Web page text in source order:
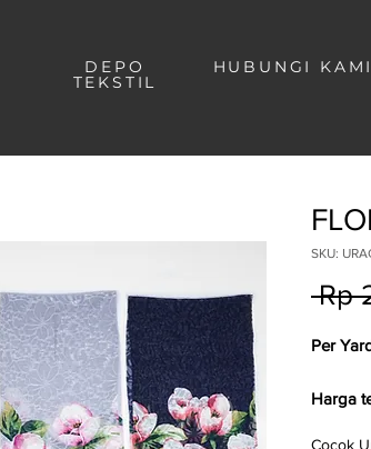
DEPO
TEKSTIL
HUBUNGI KAMI
SKU:
Rp
Per
Harga
Cocok